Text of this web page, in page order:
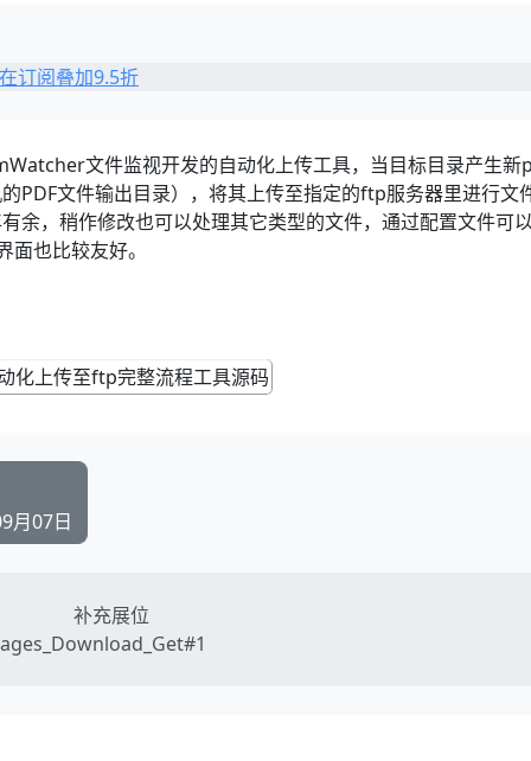
文件监视开发的自动化上传工具，当目标目录产生新
PDF文件输出目录），将其上传至指定的ftp服务器里进行文
余，稍作修改也可以处理其它类型的文件，通过配置文件可
也比较友好。
月07日
补充展位